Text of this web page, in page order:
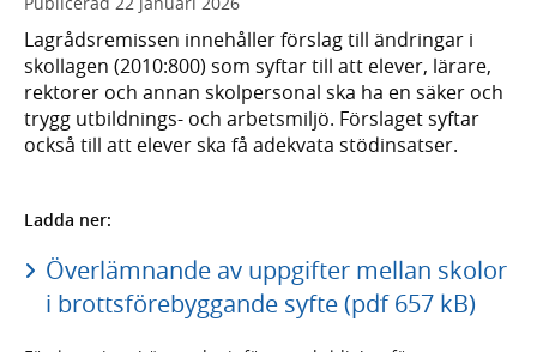
Lagrådsremissen innehåller förslag till ändringar i
skollagen (2010:800) som syftar till att elever, lärare,
rektorer och annan skolpersonal ska ha en säker och
trygg utbildnings- och arbetsmiljö. Förslaget syftar
också till att elever ska få adekvata stödinsatser.
Ladda ner:
Överlämnande av uppgifter mellan skolor
i brottsförebyggande syfte (pdf 657 kB)